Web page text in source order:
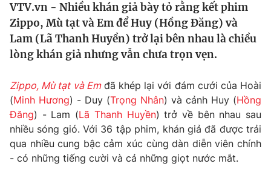
Thế giới
Tin tức
Thế giới đó đây
Câu chuyện quốc tế
Kinh tế
Thị trường
Góc doanh nghiệp
Dữ liệu và đời sống
Truyền hình
Phim VTV
Hậu trường
Giải trí
VTV.vn - Nhiều khán giả bày tỏ rằng kết phim
Zippo, Mù tạt và Em để Huy (Hồng Đăng) và
Lam (Lã Thanh Huyền) trở lại bên nhau là chiều
lòng khán giả nhưng vẫn chưa trọn vẹn.
Zippo, Mù tạt và Emđã khép lại với đám cưới của Hoài
(Minh Hương) - Duy (Trọng Nhân) và cảnh Huy (Hồng
Đăng) - Lam (Lã Thanh Huyền) trở về bên nhau sau
nhiều sóng gió. Với 36 tập phim, khán giả đã được trải
qua nhiều cung bậc cảm xúc cùng dàn diễn viên chính
- có những tiếng cười và cả những giọt nước mắt.